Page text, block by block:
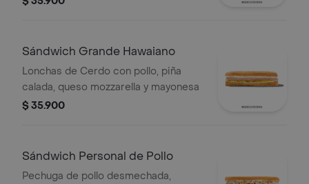
Qbano
Sándwich Grande Hawaiano
Lonchas de Cerdo con pollo, piña
calada, queso mozzarella y mayonesa
$ 35.900
Sándwich Personal de Pollo
Pechuga de pollo desmechada,